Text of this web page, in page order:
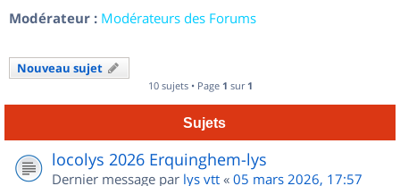
Modérateur : Modérateurs des Forums
Nouveau sujet
10 sujets • Page 1 sur 1
Sujets
locolys 2026 Erquinghem-lys
Dernier message par lys vtt « 05 mars 2026, 17:57